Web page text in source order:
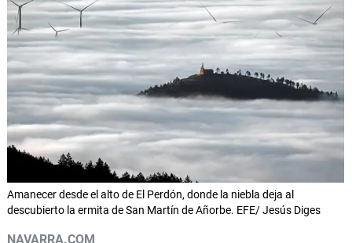
Amanecer desde el alto de El Perdón, donde la niebla deja al
descubierto la ermita de San Martín de Añorbe. EFE/ Jesús Diges
NAVARRA.COM